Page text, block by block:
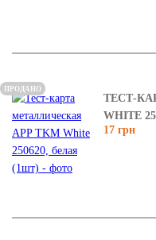
ТЕСТ-
WHITE
17 грн
ПРОДАНО